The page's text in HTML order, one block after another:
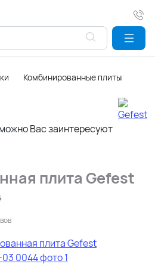
Комбинированные плиты
Вас заинтересуют
плита Gefest